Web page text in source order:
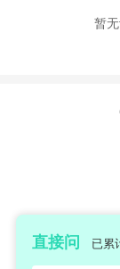
暂
直接问 已累